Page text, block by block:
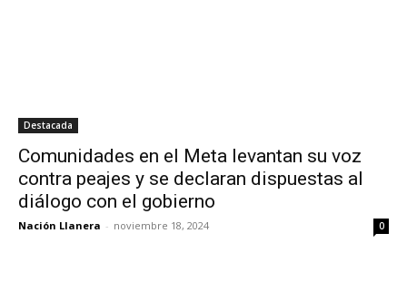
Destacada
Comunidades en el Meta levantan su voz
contra peajes y se declaran dispuestas al
diálogo con el gobierno
Nación Llanera - noviembre 18, 2024 0